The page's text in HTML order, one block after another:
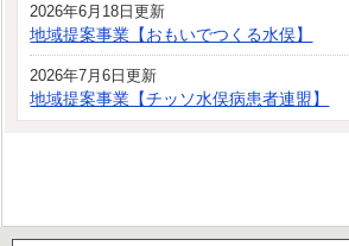
2026年6月18日更新
地域提案事業【おもいでつくる水俣】
2026年7月6日更新
地域提案事業【チッソ水俣病患者連盟】